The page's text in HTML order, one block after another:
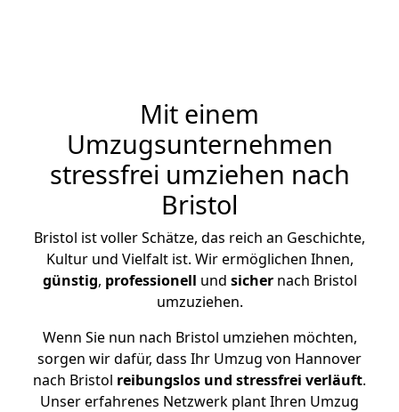
Mit einem
Umzugsunternehmen
stressfrei umziehen nach
Bristol
Bristol ist voller Schätze, das reich an Geschichte,
Kultur und Vielfalt ist. Wir ermöglichen Ihnen,
günstig, professionell und sichernach Bristol
umzuziehen.
Wenn Sie nun nach Bristol umziehen möchten,
sorgen wir dafür, dass Ihr Umzug von Hannover
nach Bristol reibungslos und stressfrei verläuft.
Unser erfahrenes Netzwerk plant Ihren Umzug